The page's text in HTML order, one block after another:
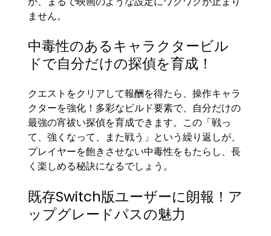
ません。
中毒性のあるキャラクタービル
ドで自分だけの探偵を育成！
クエストをクリアして報酬を得たら、操作キャラ
クターを強化！多彩なビルド要素で、自分だけの
最強の宵祓い探偵を育成できます。この「戦っ
て、強くなって、また戦う」という繰り返しが、
プレイヤーを飽きさせない中毒性をもたらし、長
く楽しめる秘訣になるでしょう。
既存Switch版ユーザーに朗報！ア
ップグレードパスの魅力